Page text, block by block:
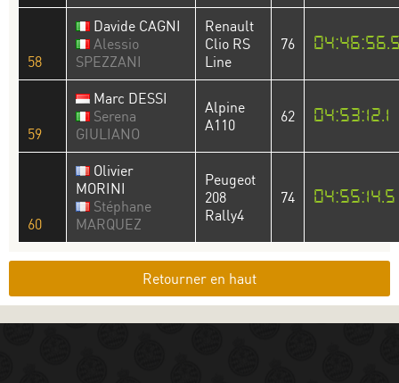
58
Davide CAGNI
Alessio
SPEZZANI
Renault
Clio RS
Line
76
59
Marc DESSI
Serena
GIULIANO
Alpine
A110
62 04:53:12.1
60
Olivier
MORINI
Stéphane
MARQUEZ
Peugeot
208
Rally4
74 04:55:14.5
Retourner en haut